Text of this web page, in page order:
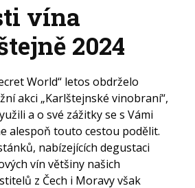
vína
2024
World“ letos obdrželo
akci „Karlštejnské vinobraní“,
a o své zážitky se s Vámi
alespoň touto cestou podělit.
nabízejících degustaci
vín většiny našich
z Čech i Moravy však